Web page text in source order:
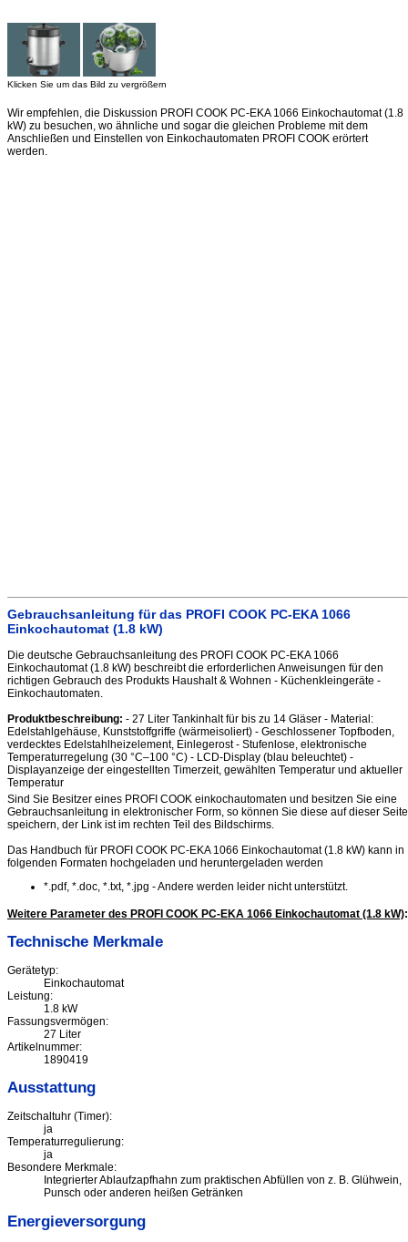
Klicken Sie um das Bild zu vergrößern
Wir empfehlen, die Diskussion PROFI COOK PC-EKA 1066 Einkochautomat (1.8
kW) zu besuchen, wo ähnliche und sogar die gleichen Probleme mit dem
Anschließen und Einstellen von Einkochautomaten PROFI COOK erörtert
werden.
Gebrauchsanleitung für das PROFI COOK PC-EKA 1066
Einkochautomat (1.8 kW)
Die deutsche Gebrauchsanleitung des PROFI COOK PC-EKA 1066
Einkochautomat (1.8 kW) beschreibt die erforderlichen Anweisungen für den
richtigen Gebrauch des Produkts Haushalt & Wohnen - Küchenkleingeräte -
Einkochautomaten.
Produktbeschreibung: - 27 Liter Tankinhalt für bis zu 14 Gläser - Material:
Edelstahlgehäuse, Kunststoffgriffe (wärmeisoliert) - Geschlossener Topfboden,
verdecktes Edelstahlheizelement, Einlegerost - Stufenlose, elektronische
Temperaturregelung (30 °C–100 °C) - LCD-Display (blau beleuchtet) -
Displayanzeige der eingestellten Timerzeit, gewählten Temperatur und aktueller
Temperatur
Sind Sie Besitzer eines PROFI COOK einkochautomaten und besitzen Sie eine
Gebrauchsanleitung in elektronischer Form, so können Sie diese auf dieser Seite
speichern, der Link ist im rechten Teil des Bildschirms.
Das Handbuch für PROFI COOK PC-EKA 1066 Einkochautomat (1.8 kW) kann in
folgenden Formaten hochgeladen und heruntergeladen werden
*.pdf, *.doc, *.txt, *.jpg - Andere werden leider nicht unterstützt.
Weitere Parameter des PROFI COOK PC-EKA 1066 Einkochautomat (1.8 kW):
Technische Merkmale
Gerätetyp:
Einkochautomat
Leistung:
1.8 kW
Fassungsvermögen:
27 Liter
Artikelnummer:
1890419
Ausstattung
Zeitschaltuhr (Timer):
ja
Temperaturregulierung:
ja
Besondere Merkmale:
Integrierter Ablaufzapfhahn zum praktischen Abfüllen von z. B. Glühwein,
Punsch oder anderen heißen Getränken
Energieversorgung